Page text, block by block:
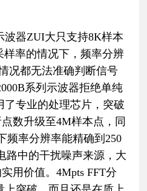
波器ZUI大只支持8K样本
样率的情况下，频率分辨
况都无法准确判断信号
系列示波器拒绝单纯
了专业的处理芯片，突破
数升级至4M样本点，同
频率分辨率能精确到250
路中的干扰噪声来源，大
用价值。4Mpts FFT分